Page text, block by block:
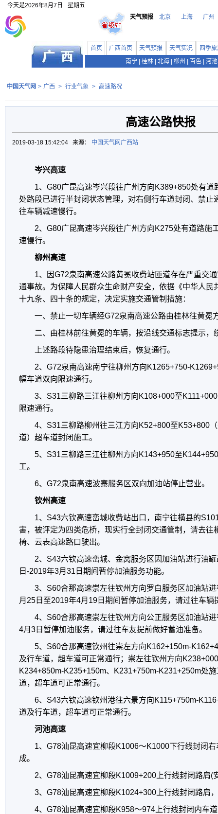
今天是2026年8月7日
星期五
天气预报
北京 上海 广州
首页 广西首页 天气预报 天气实况
四季
南宁
桂林 北海 柳州 百色 河池
中国天气网 > 广西 > 行业气象 > 高速路况
高速公路快报
2019-03-18 15:42:04 来源： 中国天气网广西站
岑兴高速
1、G80广昆高速岑兴段往广州方向K389+850处有道
处路段已进行半封闭状态管理，对右侧行车道封闭、禁止
往车辆减速慢行。
2、G80广昆高速岑兴段往广州方向K275处有道路施
速慢行。
柳州高速
1、因G72泉南高速公路黄冕收费站匝道存在严重交
通事故。为保障人民群众生命财产安全，依据《中华人民
十九条、四十条的规定，决定实施交通管制措施：
一、禁止一切车辆经G72泉南高速公路由桂林往黄冕
二、由桂林前往黄冕的车辆，按沿线交通标志提示，
上述路段待隐患治理结束后，恢复通行。
2、G72泉南高速南宁往柳州方向K1265+750-
幅车道双向限速通行。
3、S31三柳路三江往柳州方向K108+000至
限速通行。
4、S31三柳路柳州往三江方向K52+800至K53+800
道）超车道封闭施工。
5、S31三柳路三江往柳州方向K143+950至
工。
6、G72泉南高速波寨服务区双向加油站停止营业。
钦州高速
1、S43六钦高速峦城收费站出口，南宁往横县的
害，被评定为四类危桥，现实行全封闭交通管制，请去往
椅、云表高速路口驶出。
2、S43六钦高速峦城、金窝服务区因加油站进行油
日-2019年3月31日期间暂停加油服务功能。
3、S60合那高速崇左往钦州方向罗白服务区加油站
月25日至2019年4月19日期间暂停加油服务，请过往车辆
4、S60合那高速崇左往钦州方向公正服务区加油站
4月3日暂停加油服务，请过往车友提前做好蓄油准备。
5、S60合那高速钦州往崇左方向K162+150m-
及行车道，超车道可正常通行；崇左往钦州方向
K234+850m-K235+150m、K231+750m-K231+250m处
道，超车道可正常通行。
6、S43六钦高速钦州港往六景方向K115+750m-
道及行车道，超车道可正常通行。
河池高速
1、G78汕昆高速宜柳段K1006～K1000下行线封闭
成。
2、G78汕昆高速宜柳段K1009+200上行线封闭路肩(
3、G78汕昆高速宜柳段K1024+300上行线封闭路肩
4、G78汕昆高速宜柳段K958～974上行线封闭内车